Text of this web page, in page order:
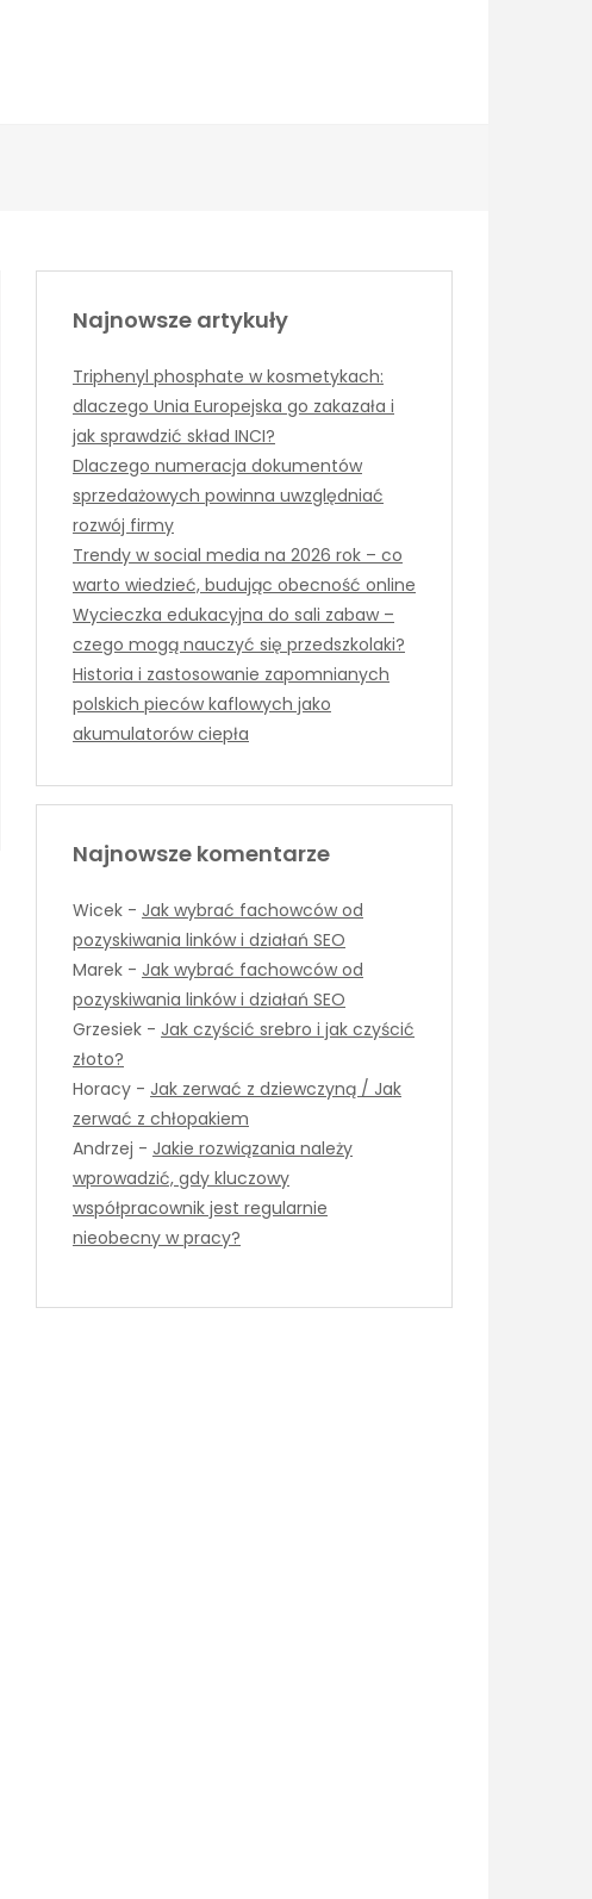
Najnowsze artykuły
Triphenyl phosphate w kosmetykach:
dlaczego Unia Europejska go zakazała i
jak sprawdzić skład INCI?
Dlaczego numeracja dokumentów
sprzedażowych powinna uwzględniać
rozwój firmy
Trendy w social media na 2026 rok – co
warto wiedzieć, budując obecność online
Wycieczka edukacyjna do sali zabaw –
czego mogą nauczyć się przedszkolaki?
Historia i zastosowanie zapomnianych
polskich pieców kaflowych jako
akumulatorów ciepła
Najnowsze komentarze
Wicek - Jak wybrać fachowców od
pozyskiwania linków i działań SEO
Marek - Jak wybrać fachowców od
pozyskiwania linków i działań SEO
Grzesiek - Jak czyścić srebro i jak czyścić
złoto?
Horacy - Jak zerwać z dziewczyną / Jak
zerwać z chłopakiem
Andrzej - Jakie rozwiązania należy
wprowadzić, gdy kluczowy
współpracownik jest regularnie
nieobecny w pracy?